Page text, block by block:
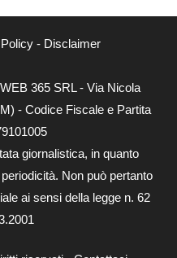
- Disclaimer
365 SRL - Via Nicola
- Codice Fiscale e Partita
giornalistica, in quanto
Non può pertanto
ai sensi della legge n. 62